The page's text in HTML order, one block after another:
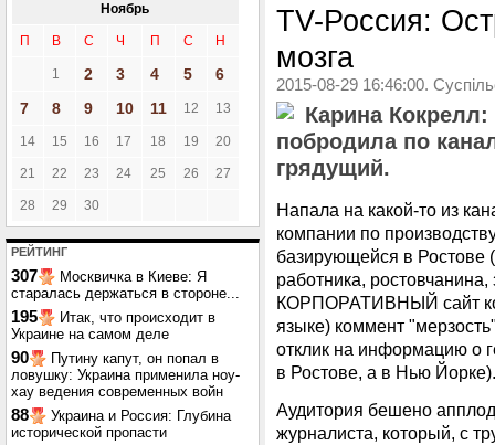
Ноябрь
П В С Ч П С Н
1 2 3 4 5
6
7
8 9 10 11 12 13
14 15 16 17 18 19 20
21 22 23 24 25 26 27
28 29 30
РЕЙТИНГ
307
Москвичка в Киеве: Я
старалась держаться в стороне...
195
Итак, что происходит в
Украине на самом деле
90
Путину капут, он попал в
ловушку: Украина применила ноу-
хау ведения современных войн
88
Украина и Россия: Глубина
исторической пропасти
TV-Россия:
мозга
2015-08-29 16:46:00.
Карина
побродила по
грядущий.
Напала на какой-то из
компании по
базирующейся в Ростове
работника,
КОРПОРАТИВНЫЙ сайт
языке) коммент
отклик на информацию о
в Ростове, а в Нью Йорке).
Аудитория бешено
журналиста, который, с